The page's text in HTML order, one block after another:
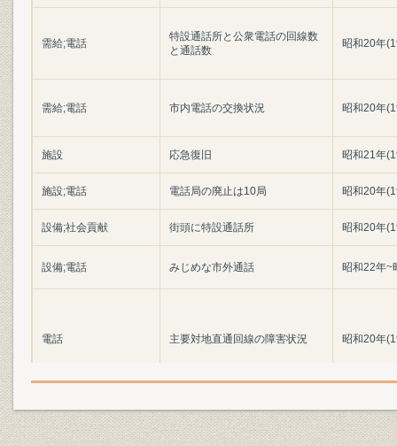
需給;電話
特設通話所と公衆電話の回線数
と通話数
昭和20年
需給;電話 市内電話の交換状況 昭和20年
施設 応急復旧 昭和21年
施設;電話 電話局の廃止は10局 昭和20年
設備;社会貢献 街頭に特設通話所 昭和20年
設備;電話 みじめな市外通話 昭和22年~
電話 主要対地直通回線の障害状況 昭和20年
従業員
中央電話局の欠勤状況(昭
21.5.20~5.22の1日平均)
昭和21年